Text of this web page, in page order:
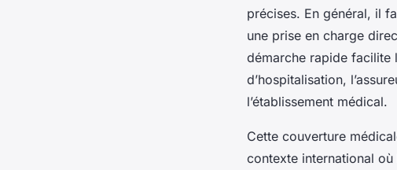
précises. En général, il
une prise en charge
démarche rapide facilite
d’hospitalisation,
l’établissement médical.
Cette couverture
contexte international